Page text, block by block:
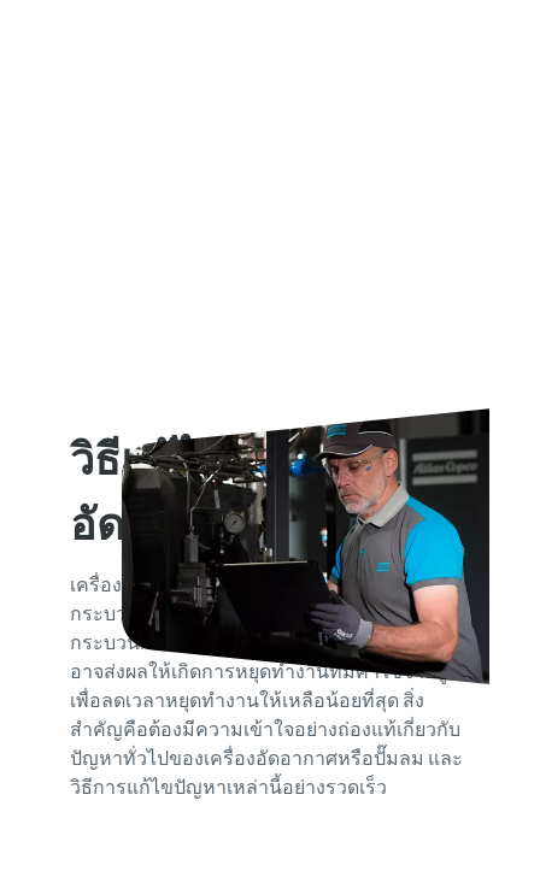
วิธีแก้ไขปัญหาเครื่อง
อัดอากาศหรือปั๊มลม
เครื่องอัดอากาศหรือปั๊มลมเป็นสิ่งจําเป็นใน
กระบวนการอุตสาหกรรมและการผลิตหลายๆ
กระบวนการ และการทํางานผิดปกติของอุปกรณ์
อาจส่งผลให้เกิดการหยุดทํางานที่มีค่าใช้จ่ายสูง
เพื่อลดเวลาหยุดทํางานให้เหลือน้อยที่สุด สิ่ง
สําคัญคือต้องมีความเข้าใจอย่างถ่องแท้เกี่ยวกับ
ปัญหาทั่วไปของเครื่องอัดอากาศหรือปั๊มลม และ
วิธีการแก้ไขปัญหาเหล่านี้อย่างรวดเร็ว